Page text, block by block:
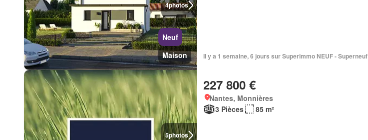
4photos
Neuf
Maison
Il y a 1 semaine, 6 jours sur Superimmo NEUF - Superneuf
5photos
227 800 €
Nantes, Monnières
3 Pièces
85 m²